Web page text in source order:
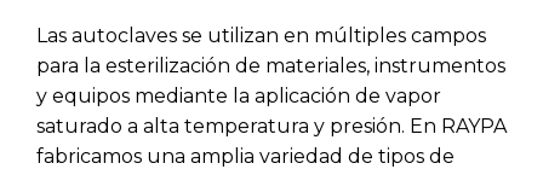
RAYPA Portal
Las autoclaves se utilizan en múltiples campos
para la esterilización de materiales, instrumentos
y equipos mediante la aplicación de vapor
saturado a alta temperatura y presión. En RAYPA
fabricamos una amplia variedad de tipos de